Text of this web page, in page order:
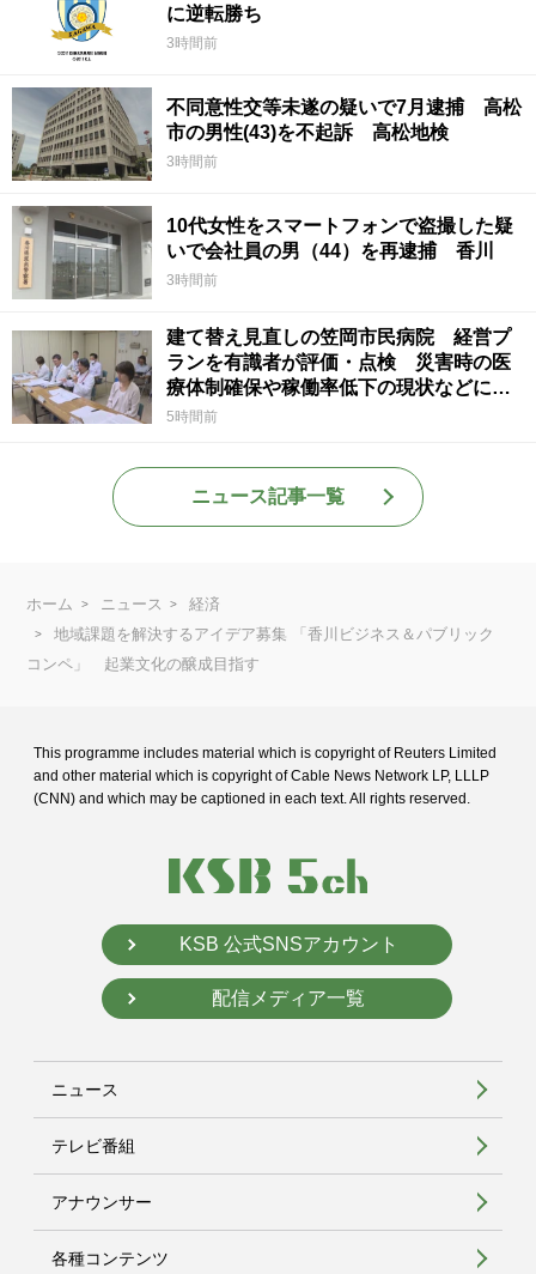
に逆転勝ち
3時間前
不同意性交等未遂の疑いで7月逮捕 高松
市の男性(43)を不起訴 高松地検
3時間前
10代女性をスマートフォンで盗撮した疑
いで会社員の男（44）を再逮捕 香川
3時間前
建て替え見直しの笠岡市民病院 経営プ
ランを有識者が評価・点検 災害時の医
療体制確保や稼働率低下の現状などに意
見 岡山
5時間前
ニュース記事一覧
ホーム ニュース
経済
地域課題を解決するアイデア募集 「香川ビジネス＆パブリック
コンペ」 起業文化の醸成目指す
This programme includes material which is copyright of Reuters Limited
and other material which is copyright of Cable News Network LP, LLLP
(CNN) and which may be captioned in each text. All rights reserved.
KSB 公式SNSアカウント
配信メディア一覧
ニュース
テレビ番組
アナウンサー
各種コンテンツ